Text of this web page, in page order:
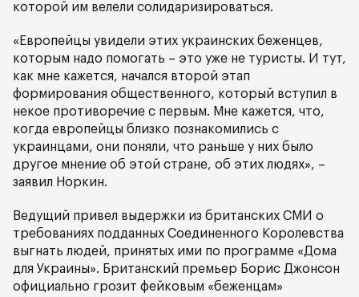
которой им велели солидаризироваться.
«Европейцы увидели этих украинских беженцев,
которым надо помогать – это уже не туристы. И тут,
как мне кажется, начался второй этап
формирования общественного, который вступил в
некое противоречие с первым. Мне кажется, что,
когда европейцы близко познакомились с
украинцами, они поняли, что раньше у них было
другое мнение об этой стране, об этих людях», –
заявил Норкин.
Ведущий привел выдержки из британских СМИ о
требованиях подданных Соединенного Королевства
выгнать людей, принятых ими по программе «Дома
для Украины». Британский премьер Борис Джонсон
официально грозит фейковым «беженцам»